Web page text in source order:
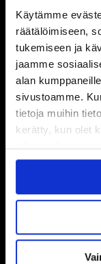
Käytämme
räätälöimiseen,
tukemiseen ja
jaamme
alan
sivustoamme.
tietoja muihin
kerätty, kun olet
tahansa kumota
käytöstä